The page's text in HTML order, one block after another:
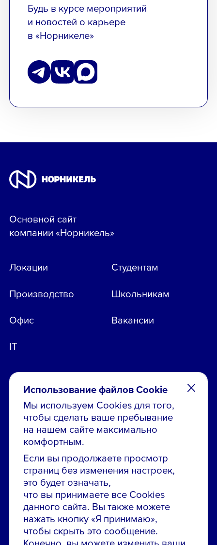
Использование файлов Cookie
Мы используем Cookies для того,
чтобы сделать ваше пребывание
на нашем сайте максимально
комфортным.
Если вы продолжаете просмотр
страниц без изменения настроек,
это будет означать,
что вы принимаете все Cookies
данного сайта. Вы также можете
нажать кнопку «Я принимаю»,
чтобы скрыть это сообщение.
Будь в курсе мероприятий
и новостей о карьере
в «Норникеле»
Остались вопросы по вакансиям?
Звони в контакт-центр:
8 800 700-19-43
Основной сайт
компании «Норникель»
Локации
Производство
Офис
IT
Студентам
Школьникам
Вакансии
Сообщить об ошибке на сайте
ПАО «ГМК «Норильский никель»
Использование материалов сайта
без согласования запрещено.
Российская Федерация, 123112, г. Москва, 1-й
Красногвардейский проезд., д. 15